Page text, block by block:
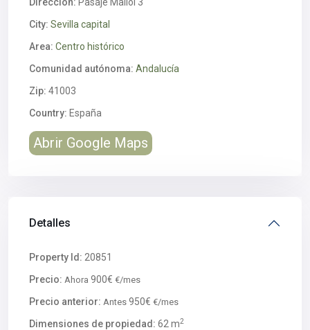
City: Sevilla capital
Area: Centro histórico
Comunidad autónoma: Andalucía
Zip: 41003
Country: España
Abrir Google Maps
Detalles
Property Id: 20851
Precio: Ahora 900€ €/mes
Precio anterior: Antes 950€ €/mes
Dimensiones de propiedad: 62 m2